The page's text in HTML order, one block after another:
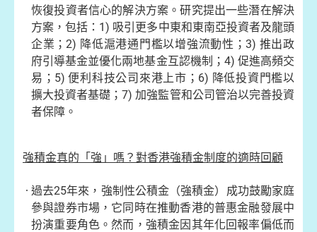
恢復投資者信心的解決方案。研究提出一些潛在解決
方案，包括：1) 吸引更多中東和東南亞投資者及龍頭
企業；2) 降低滬港通門檻以增強流動性；3) 推出政
府引導基金並優化兩地基金互認機制；4) 促進高頻交
易；5) 便利科技公司來港上市；6) 降低投資門檻以
擴大投資者基礎；7) 加強監管和公司管治以完善投資
者保障。
強積金真的「強」嗎？對香港強積金制度的適時回顧
過去25年來，強制性公積金（強積金）成功鼓勵家庭
參與證券市場，它同時在推動香港的普惠金融發展中
扮演重要角色。然而，強積金因其年化回報率偏低而